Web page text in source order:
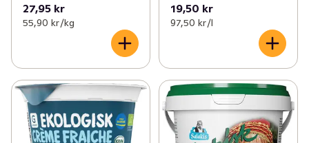
27,95 kr
55,90 kr /kg
19,50 kr
97,50 kr /l